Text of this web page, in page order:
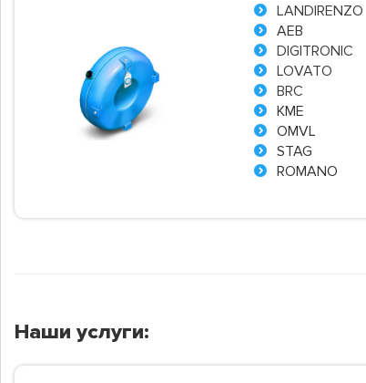
LANDIRENZO
AEB
DIGITRONIC
LOVATO
BRC
KME
OMVL
STAG
ROMANO
Наши услуги: